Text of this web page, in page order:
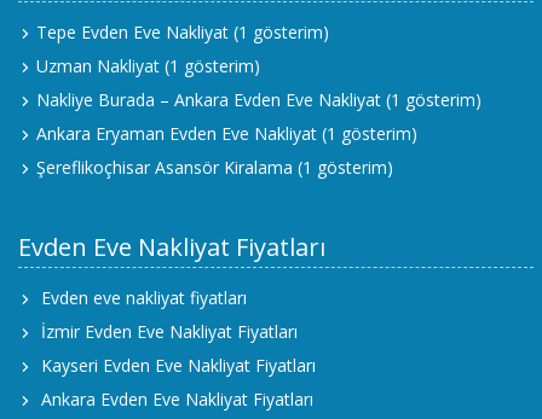
Tepe Evden Eve Nakliyat (1 gösterim)
Uzman Nakliyat (1 gösterim)
Nakliye Burada – Ankara Evden Eve Nakliyat (1 gösterim)
Ankara Eryaman Evden Eve Nakliyat (1 gösterim)
Şereflikoçhisar Asansör Kiralama (1 gösterim)
Evden Eve Nakliyat Fiyatları
Evden eve nakliyat fiyatları
İzmir Evden Eve Nakliyat Fiyatları
Kayseri Evden Eve Nakliyat Fiyatları
Ankara Evden Eve Nakliyat Fiyatları